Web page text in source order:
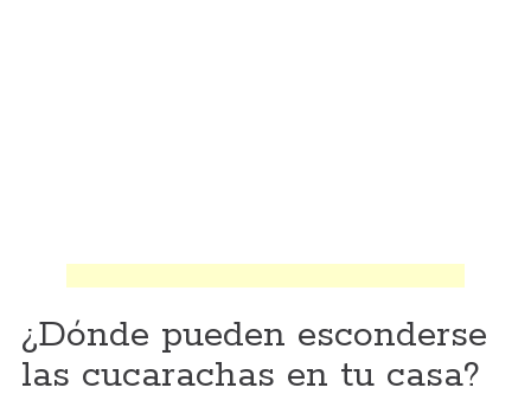
¿Dónde pueden esconderse
las cucarachas en tu casa?